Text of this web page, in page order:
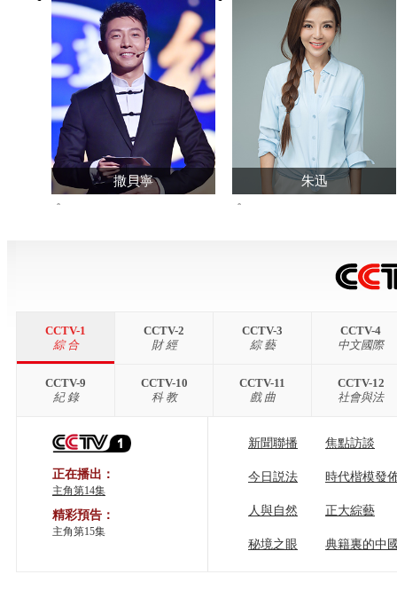
撒貝寧 朱迅
CCTV-1
綜 合
CCTV-2
財 經
CCTV-3
綜 藝
CCTV-4
中文國際
CCTV-9
紀 錄
CCTV-10
科 教
CCTV-11
戲 曲
CCTV-12
社會與法
正在播出：
主角第14集
精彩預告：
主角第15集
新聞聯播 焦點訪談
今日説法 時代楷模發
人與自然 正大綜藝
秘境之眼 典籍裏的中